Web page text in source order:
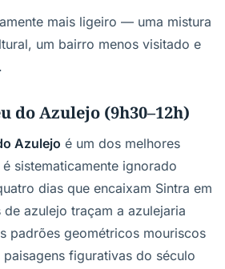
mais ligeiro — uma mistura
um bairro menos visitado e
do Azulejo (9h30–12h)
Azulejo é um dos melhores
sistematicamente ignorado
dias que encaixam Sintra em
azulejo traçam a azulejaria
padrões geométricos mouriscos
figurativas do século